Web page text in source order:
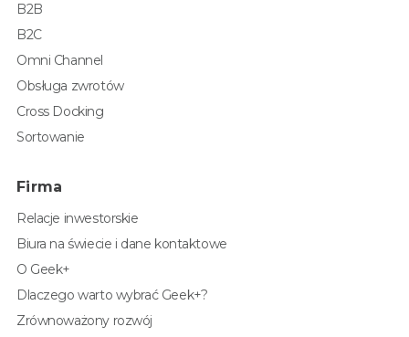
B2B
B2C
Omni Channel
Obsługa zwrotów
Cross Docking
Sortowanie
Firma
Relacje inwestorskie
Biura na świecie i dane kontaktowe
O Geek+
Dlaczego warto wybrać Geek+?
Zrównoważony rozwój